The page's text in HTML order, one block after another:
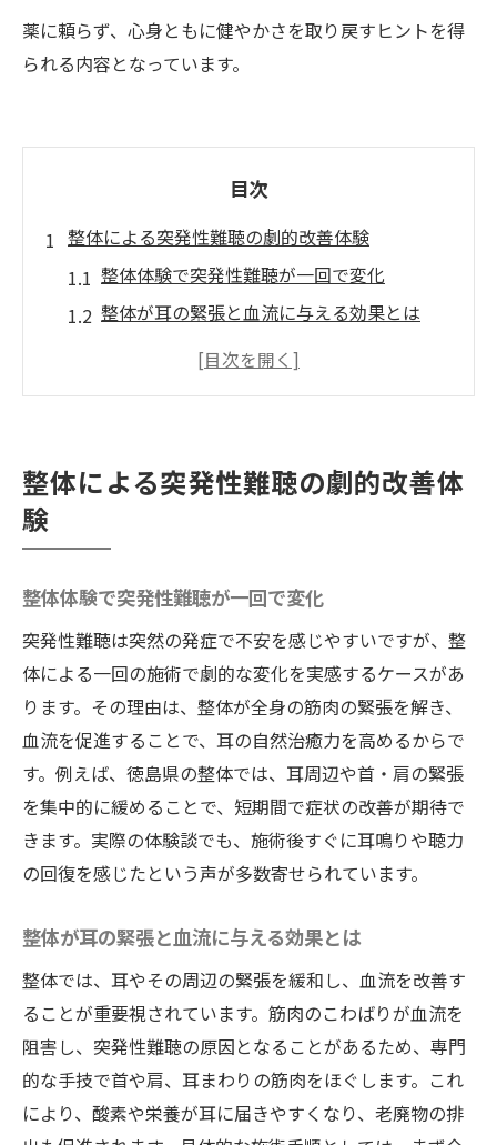
薬に頼らず、心身ともに健やかさを取り戻すヒントを得
られる内容となっています。
目次
整体による突発性難聴の劇的改善体験
整体体験で突発性難聴が一回で変化
整体が耳の緊張と血流に与える効果とは
整体による突発性難聴改善の実際の感想
整体で突発性難聴の改善を実感するには
緊張緩和と血流促進が耳に効く理由
整体が突発性難聴の緊張と血流に作用する
理由
耳の健康を守る整体と血流促進の大切さ
整体がもたらす血流改善の耳への影響
整体で緊張を解き耳の機能回復を促す方法
血流促進が突発性難聴に与える整体の力
突発性難聴は一回の整体で変わるのか
整体で突発性難聴が一日で治る可能性とは
整体施術一回で実感する突発性難聴の変化
突発性難聴の症状に整体は即効性があるか
整体で一度の施術が突発性難聴に効く理由
一回の整体が突発性難聴に与える期待とは
血流改善から始める自然治癒力アップ法
整体による血流改善で自然治癒力を高める
整体による突発性難聴の劇的改善体
験
整体体験で突発性難聴が一回で変化
突発性難聴は突然の発症で不安を感じやすいですが、整
体による一回の施術で劇的な変化を実感するケースがあ
ります。その理由は、整体が全身の筋肉の緊張を解き、
血流を促進することで、耳の自然治癒力を高めるからで
す。例えば、徳島県の整体では、耳周辺や首・肩の緊張
を集中的に緩めることで、短期間で症状の改善が期待で
きます。実際の体験談でも、施術後すぐに耳鳴りや聴力
の回復を感じたという声が多数寄せられています。
整体が耳の緊張と血流に与える効果とは
整体では、耳やその周辺の緊張を緩和し、血流を改善す
ることが重要視されています。筋肉のこわばりが血流を
阻害し、突発性難聴の原因となることがあるため、専門
的な手技で首や肩、耳まわりの筋肉をほぐします。これ
により、酸素や栄養が耳に届きやすくなり、老廃物の排